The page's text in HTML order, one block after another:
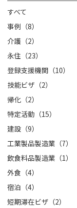
すべて
事例（8）
介護（2）
永住（23）
登録支援機関（10）
技能ビザ（2）
帰化（2）
特定活動（15）
建設（9）
工業製品製造業（7）
飲食料品製造業（1）
外食（4）
宿泊（4）
短期滞在ビザ（2）